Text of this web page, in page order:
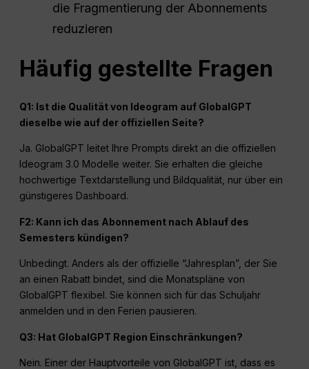
die Fragmentierung der Abonnements
reduzieren
Häufig gestellte Fragen
Q1: Ist die Qualität von Ideogram auf GlobalGPT
dieselbe wie auf der offiziellen Seite?
Ja. GlobalGPT leitet Ihre Prompts direkt an die offiziellen
Ideogram 3.0 Modelle weiter. Sie erhalten die gleiche
hochwertige Textdarstellung und Bildqualität, nur über ein
günstigeres Dashboard.
F2: Kann ich das Abonnement nach Ablauf des
Semesters kündigen?
Unbedingt. Anders als der offizielle “Jahresplan”, der Sie
an einen Rabatt bindet, sind die Monatspläne von
GlobalGPT flexibel. Sie können sich für das Schuljahr
anmelden und in den Ferien pausieren.
Q3: Hat GlobalGPT Region Einschränkungen?
Nein. Einer der Hauptvorteile von GlobalGPT ist, dass es